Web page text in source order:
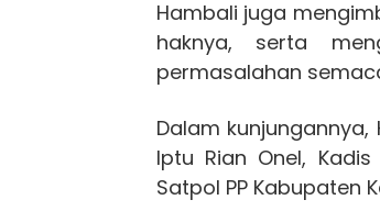
Hambali juga
haknya, serta
permasalahan
Dalam
Iptu Rian Onel,
Satpol PP Kabupaten